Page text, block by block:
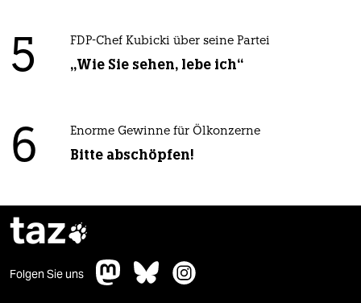
5 FDP-Chef Kubicki über seine Partei
„Wie Sie sehen, lebe ich“
6 Enorme Gewinne für Ölkonzerne
Bitte abschöpfen!
taz
Folgen Sie uns